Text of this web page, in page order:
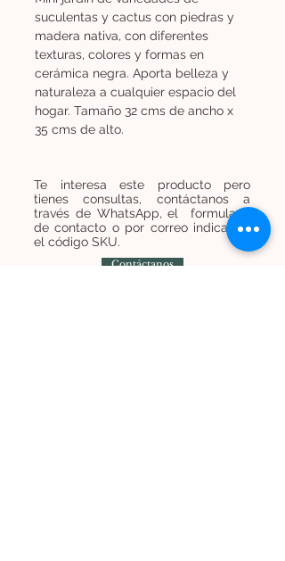
suculentas y cactus con piedras y
madera nativa, con diferentes
texturas, colores y formas en
cerámica negra. Aporta belleza y
naturaleza a cualquier espacio del
hogar. Tamaño 32 cms de ancho x
35 cms de alto.
Te interesa este producto pero
tienes consultas, contáctanos a
través de WhatsApp, el formulario
de contacto o por correo indicando
el código SKU.
Contáctanos